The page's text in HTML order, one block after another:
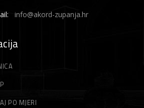
info@akord-zupanja.hr
PO MJERI